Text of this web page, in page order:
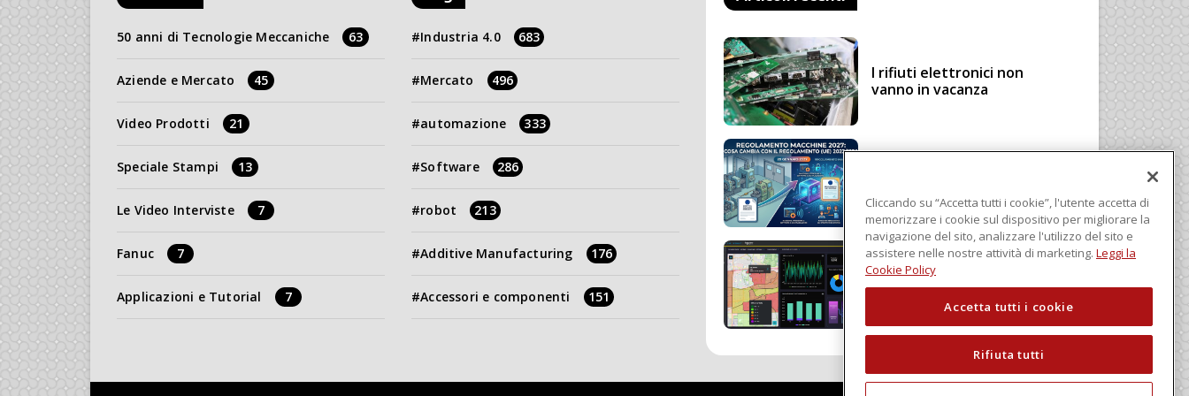
50 anni di Tecnologie Meccaniche 63
Aziende e Mercato 45
Video Prodotti 21
Speciale Stampi 13
Le Video Interviste 7
Fanuc 7
Applicazioni e Tutorial 7
Industria 4.0 683
Mercato 496
automazione 333
Software 286
robot 213
Additive Manufacturing 176
Accessori e componenti 151
I rifiuti elettronici non
vanno in vacanza
Regolamento Macchine
2023/1230
Schneider Electric, una
piattaforma di intelligenza
Cliccando su “Accetta tutti i cookie”, l'utente accetta di
memorizzare i cookie sul dispositivo per migliorare la
navigazione del sito, analizzare l'utilizzo del sito e
assistere nelle nostre attività di marketing. Leggi la
Cookie Policy
Accetta tutti i cookie
Rifiuta tutti